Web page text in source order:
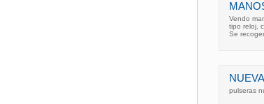
Vendo
tipo reloj,
Se
pulseras